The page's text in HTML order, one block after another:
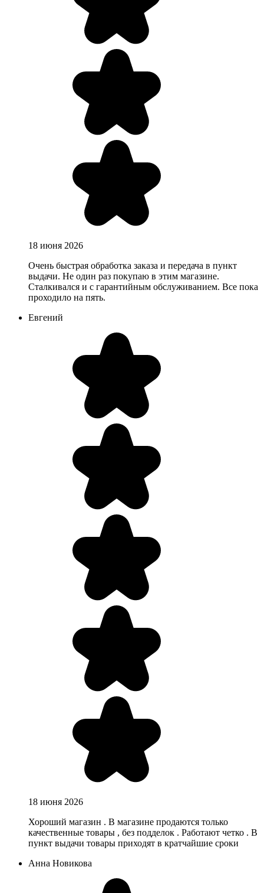
18 июня 2026
Очень быстрая обработка заказа и передача в пункт
выдачи. Не один раз покупаю в этим магазине.
Сталкивался и с гарантийным обслуживанием. Все пока
проходило на пять.
Евгений
18 июня 2026
Хороший магазин . В магазине продаются только
качественные товары , без подделок . Работают четко . В
пункт выдачи товары приходят в кратчайшие сроки
Анна Новикова